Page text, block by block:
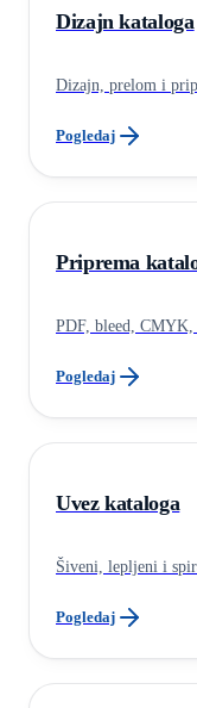
Dizajn kataloga
Dizajn, prelom i
Pogledaj
Priprema
PDF, bleed,
Pogledaj
Uvez kataloga
Šiveni, lepljeni i
Pogledaj